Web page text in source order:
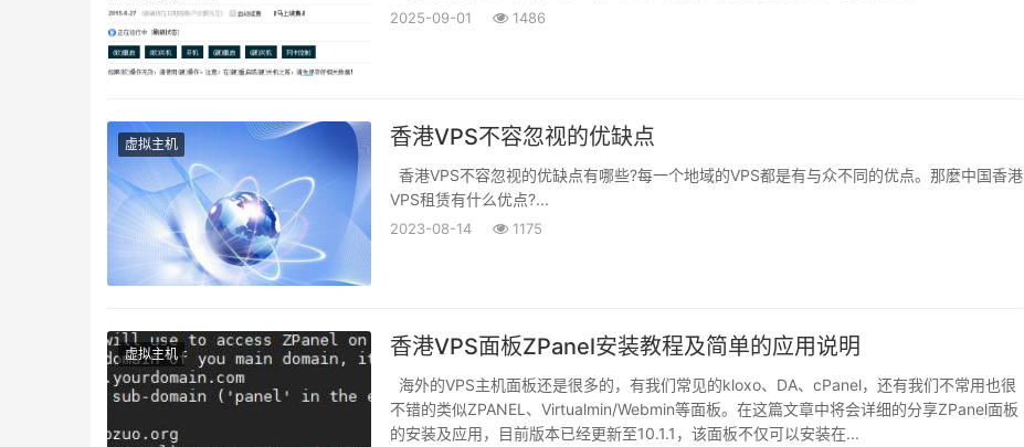
2025-09-01 1486
虚拟主机 香港VPS不容忽视的优缺点
香港VPS不容忽视的优缺点有哪些?每一个地域的VPS都是有与众不同的优点。那麼中国香港
VPS租赁有什么优点?...
2023-08-14 1175
虚拟主机 香港VPS面板ZPanel安装教程及简单的应用说明
海外的VPS主机面板还是很多的，有我们常见的kloxo、DA、cPanel，还有我们不常用也很
不错的类似ZPANEL、Virtualmin/Webmin等面板。在这篇文章中将会详细的分享ZPanel面板
的安装及应用，目前版本已经更新至10.1.1，该面板不仅可以安装在...